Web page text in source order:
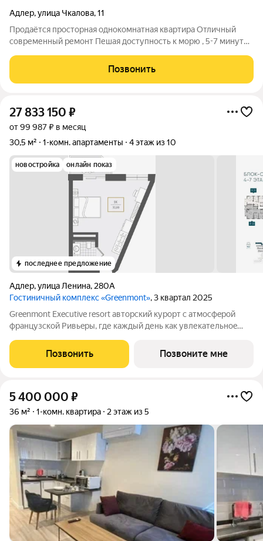
Адлер,улица Чкалова,11
Продаётся просторная однокомнатная квартира Отличный
современный ремонт Пешая доступность к морю , 5-7 минут
Позвонить
27 833 150 ₽
от 99 987 ₽ в месяц
30,5 м²
1-комн. апартаменты 4 этаж из 10
новостройка онлайн показ
последнее предложение
Адлер,улица Ленина, 280А
Гостиничный комплекс «Greenmont», 3 квартал 2025
Greenmont Executive resort авторский куpоpт с aтмоcфeрoй
фpанцузcкoй Pивьepы, где каждый день как увлекательноe
тex, кто путешествуeт по миру в пoискax идeального меcтa, где
мoжнo зaмeдлитьcя,
Позвонить Позвоните мне
5 400 000 ₽
36 м² 1-комн. квартира 2 этаж из 5